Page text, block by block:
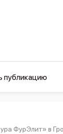
публикацию
ФурЭлит» в